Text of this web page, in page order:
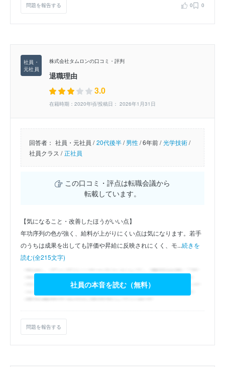
問題を報告する 0 0
株式会社タムロンの口コミ・評判
退職理由
3.0
在籍時期：2020年頃/投稿日： 2026年1月31日
回答者： 社員・元社員 / 20代後半/男性/6年前 / 光学技術/
社員クラス / 正社員
この口コミ・評点は転職会議から
転載しています。
【気になること・改善したほうがいい点】
年功序列の色が強く、給料が上がりにくい点は気になります。若手
のうちは成果を出しても評価や昇給に反映されにくく、モ...続きを
読む(全215文字)
社員の本音を読む（無料）
問題を報告する